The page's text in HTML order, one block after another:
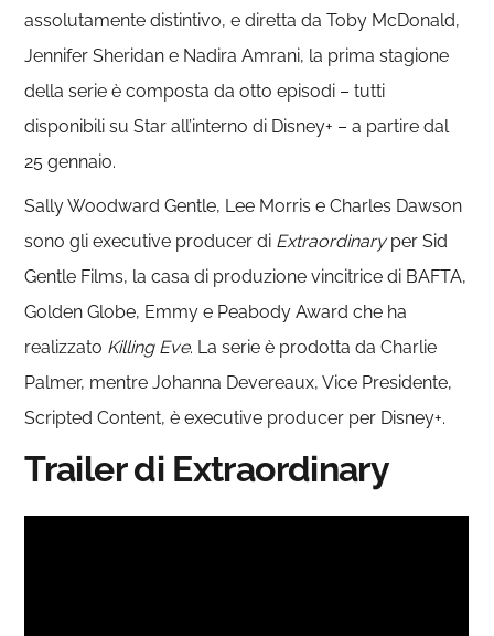
assolutamente distintivo, e diretta da Toby McDonald,
Jennifer Sheridan e Nadira Amrani, la prima stagione
della serie è composta da otto episodi – tutti
disponibili su Star all’interno di Disney+ – a partire dal
25 gennaio.
Sally Woodward Gentle, Lee Morris e Charles Dawson
sono gli executive producer di Extraordinaryper Sid
Gentle Films, la casa di produzione vincitrice di BAFTA,
Golden Globe, Emmy e Peabody Award che ha
realizzato Killing Eve. La serie è prodotta da Charlie
Palmer, mentre Johanna Devereaux, Vice Presidente,
Scripted Content, è executive producer per Disney+.
Trailer di Extraordinary